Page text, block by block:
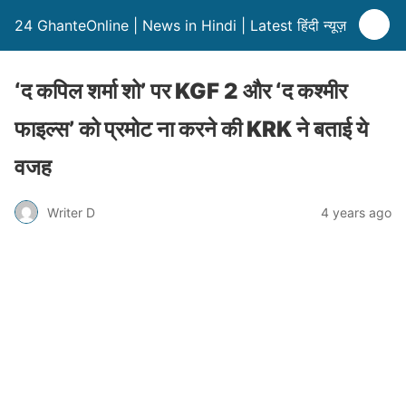
24 GhanteOnline | News in Hindi | Latest हिंदी न्यूज़
‘द कपिल शर्मा शो’ पर KGF 2 और ‘द कश्मीर
फाइल्स’ को प्रमोट ना करने की KRK ने बताई ये
वजह
Writer D 4 years ago